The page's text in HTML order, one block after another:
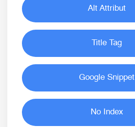
Alt Attribut
Title Tag
Google Snippet
No Index